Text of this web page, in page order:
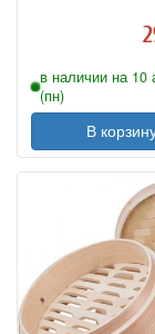
в наличии на 10
(пн)
В